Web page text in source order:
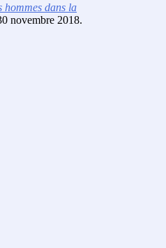
hommes dans la
novembre 2018.